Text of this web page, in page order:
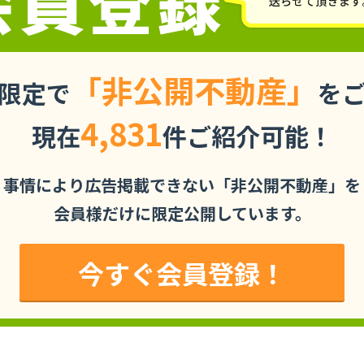
定で 「非公開不動産」 を
現在4,831件ご紹介可能！
事情により広告掲載できない「非公開不動産」を
会員様だけに限定公開しています。
今すぐ会員登録！